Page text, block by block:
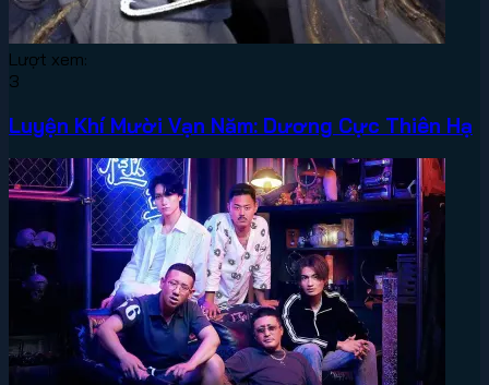
Lượt xem:
3
Luyện Khí Mười Vạn Năm: Dương Cực Thiên Hạ